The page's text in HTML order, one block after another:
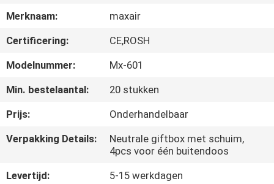
KWALITEITSCONTROLE
ONS
VERZOEK
OM EEN
Merknaam:
maxair
Certificering:
CE,ROSH
Modelnummer:
Mx-601
Min. bestelaantal:
20 stukken
Prijs:
Onderhandelbaar
Verpakking Details:
Neutrale giftbox met schuim,
4pcs voor één buitendoos
Levertijd:
5-15 werkdagen